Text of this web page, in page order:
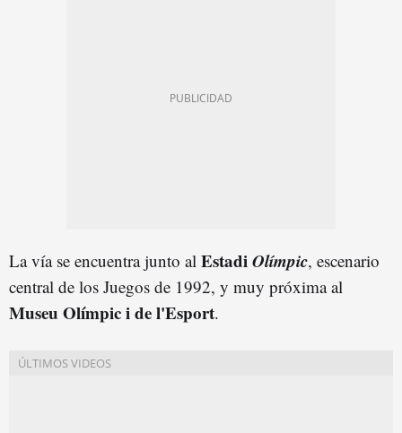
La vía se encuentra junto al EstadiOlímpic, escenario
central de los Juegos de 1992, y muy próxima al
Museu Olímpic i de l'Esport.